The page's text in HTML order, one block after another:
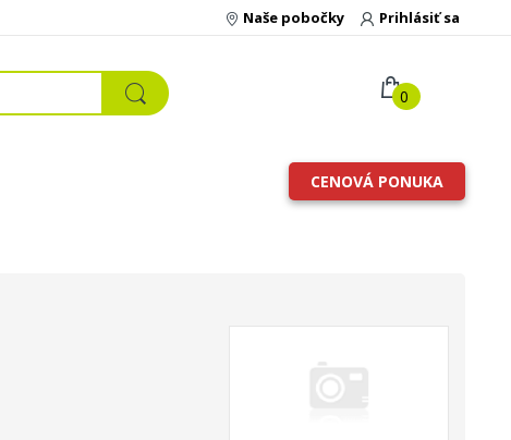
Prihlásiť sa
Naše pobočky
0
CENOVÁ PONUKA